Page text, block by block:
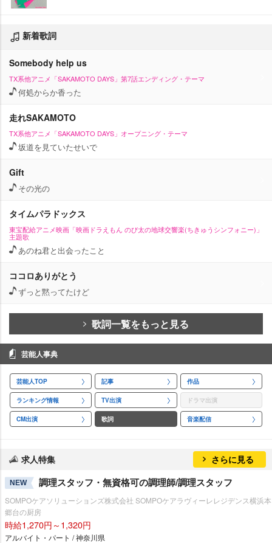
新着歌詞
Somebody help us
TX系他アニメ「SAKAMOTO DAYS」第7話エンディング・テーマ
何処からか香った
走れSAKAMOTO
TX系他アニメ「SAKAMOTO DAYS」オープニング・テーマ
坂道を見ていたせいで
Gift
その光の
タイムパラドックス
東宝配給アニメ映画「映画ドラえもん のび太の地球交響楽(ちきゅうシンフォニー)」
主題歌
あのね君と出会ったこと
ココロありがとう
ずっと黙ってたけど
歌詞一覧をもっと見る
芸能人事典
芸能人TOP 記事 作品
ランキング情報 TV出演 ドラマ出演
CM出演 歌詞 音楽配信
求人特集 さらに見る
NEW 調理スタッフ・無資格可の調理師/調理スタッフ
SOMPOケアソリューションズ株式会社 SOMPOケアラヴィーレレジデンス横浜本
郷台の厨房
時給1,270円～1,320円
アルバイト・パート / 神奈川県